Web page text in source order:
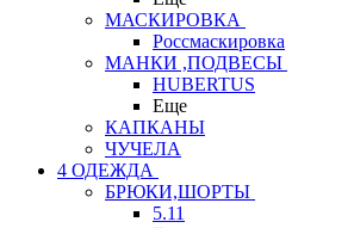
МАСКИРОВКА
Россмаскировка
МАНКИ ,ПОДВЕСЫ
HUBERTUS
Еще
КАПКАНЫ
ЧУЧЕЛА
4 ОДЕЖДА
БРЮКИ,ШОРТЫ
5.11